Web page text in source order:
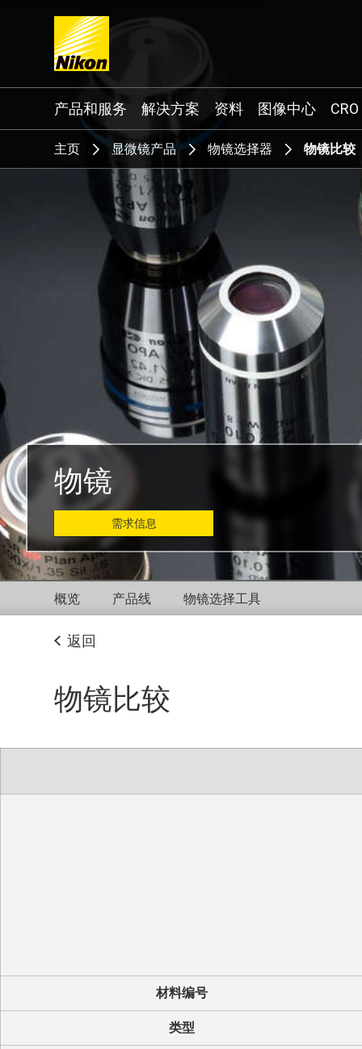
Search keyword(s)
产品和服务 解决方案 资料 图像中心 CRO
主页 显微镜产品 物镜选择器 物镜比较
物镜
需求信息
概览 产品线 物镜选择工具
返回
物镜比较
材料编号
类型